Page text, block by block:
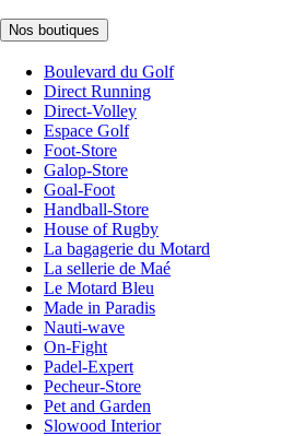
Nos boutiques
Boulevard du Golf
Direct Running
Direct-Volley
Espace Golf
Foot-Store
Galop-Store
Goal-Foot
Handball-Store
House of Rugby
La bagagerie du Motard
La sellerie de Maé
Le Motard Bleu
Made in Paradis
Nauti-wave
On-Fight
Padel-Expert
Pecheur-Store
Pet and Garden
Slowood Interior